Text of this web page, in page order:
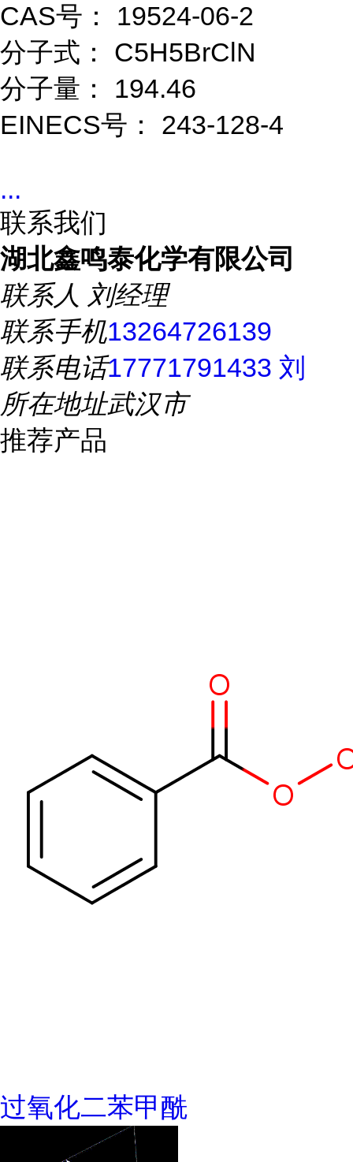
CAS号： 19524-06-2
分子式： C5H5BrClN
分子量： 194.46
EINECS号： 243-128-4
...
联系我们
湖北鑫鸣泰化学有限公司
联系人 刘经理
联系手机13264726139
联系电话17771791433 刘
所在地址武汉市
推荐产品
过氧化二苯甲酰